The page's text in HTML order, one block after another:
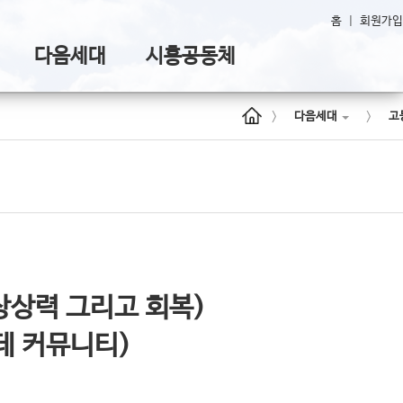
다음세대 시흥공동체
홈 회원가입
> 다음세대 > 고
력 그리고 회복)
커뮤니티)